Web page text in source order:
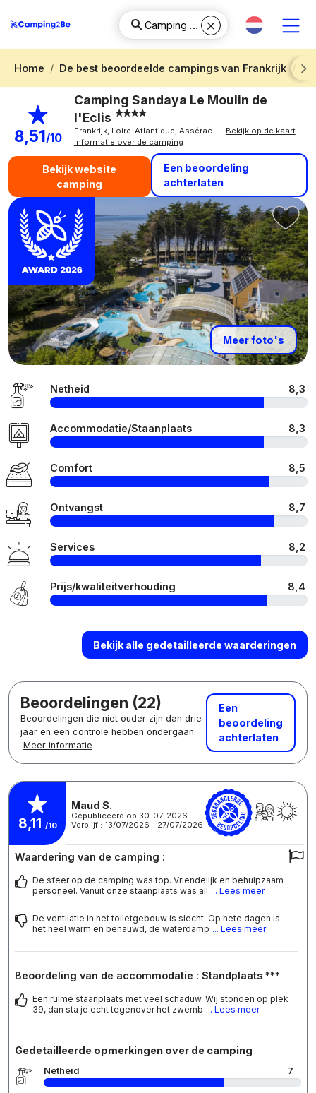
Home De best beoordeelde campings van Frankrijk
Next
8,51/10
Camping Sandaya Le Moulin de
l'Eclis
Frankrijk, Loire-Atlantique, Assérac
Bekijk op de kaart
Informatie over de camping
Bekijk website
camping
Een beoordeling
achterlaten
Meer foto's
Netheid 8,3
Accommodatie/Staanplaats 8,3
Comfort 8,5
Ontvangst 8,7
Services 8,2
Prijs/kwaliteitverhouding 8,4
Bekijk alle gedetailleerde waarderingen
Beoordelingen (22)
Beoordelingen die niet ouder zijn dan drie
jaar en een controle hebben ondergaan.
Meer informatie
Een
beoordeling
achterlaten
8,11 /10
Maud S.
Gepubliceerd op 30-07-2026
Verblijf : 13/07/2026 - 27/07/2026
Waardering van de camping :
De sfeer op de camping was top. Vriendelijk en behulpzaam
personeel. Vanuit onze staanplaats was all ... Lees meer
De ventilatie in het toiletgebouw is slecht. Op hete dagen is
het heel warm en benauwd, de waterdamp ... Lees meer
Beoordeling van de accommodatie : Standplaats ***
Een ruime staanplaats met veel schaduw. Wij stonden op plek
39, dan sta je echt tegenover het zwemb ... Lees meer
Gedetailleerde opmerkingen over de camping
Netheid 7